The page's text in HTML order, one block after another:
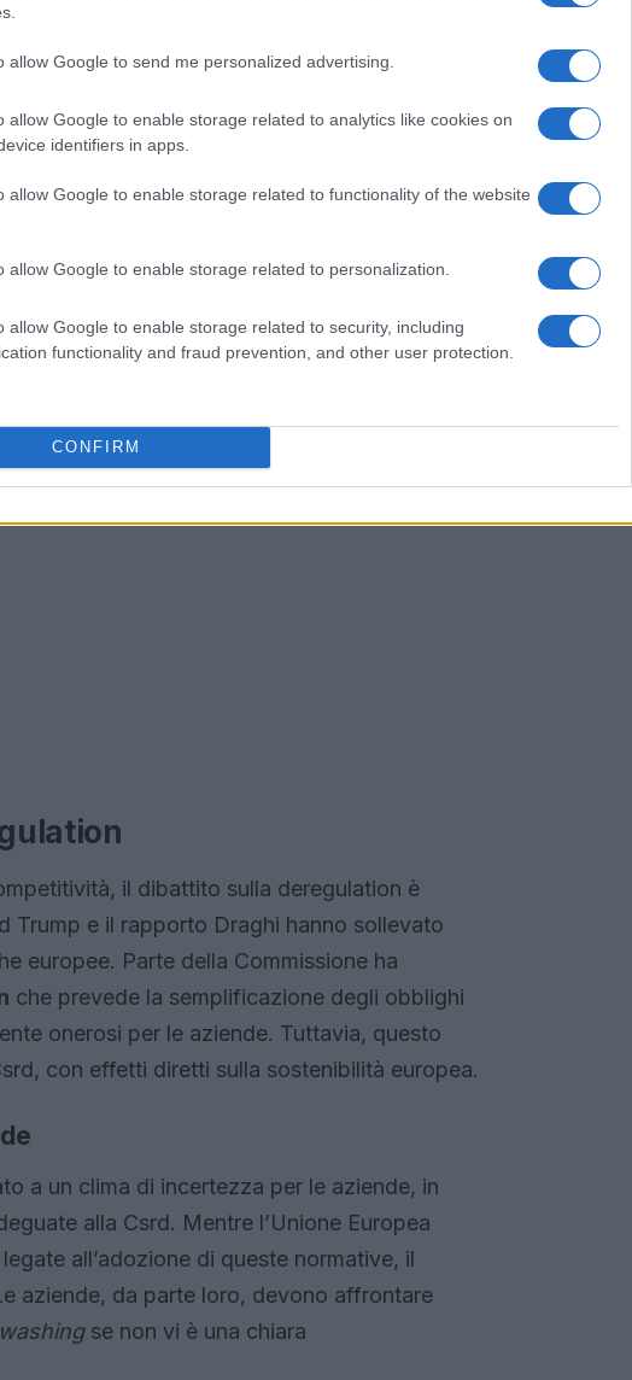
allow Google to send me personalized advertising.
allow Google to enable storage related to analytics like cookies on
identifiers in apps.
allow Google to enable storage related to functionality of the website
allow Google to enable storage related to personalization.
allow Google to enable storage related to security, including
functionality and fraud prevention, and other user protection.
CONFIRM
Green Deal
strategia di crescita per l’Unione
aspettiambientaliesocialinelle
Von der Leyen ha evidenziato la centralità di
di normative come la Csrd. Questa direttiva
e sulla società, sia i costi associati a rischi
il dibattito sulla deregulation è
Trump e il rapporto Draghi hanno sollevato
europee. Parte della Commissione ha
che prevede la semplificazione degli obblighi
onerosi per le aziende. Tuttavia, questo
con effetti diretti sulla sostenibilità europea.
a un clima di incertezza per le aziende, in
alla Csrd. Mentre l’Unione Europea
all’adozione di queste normative, il
aziende, da parte loro, devono affrontare
se non vi è una chiara